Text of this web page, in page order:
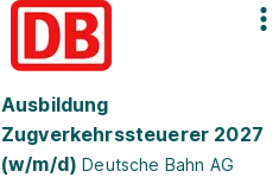
Ausbildung
Zugverkehrssteuerer 2027
(w/m/d) Deutsche Bahn AG